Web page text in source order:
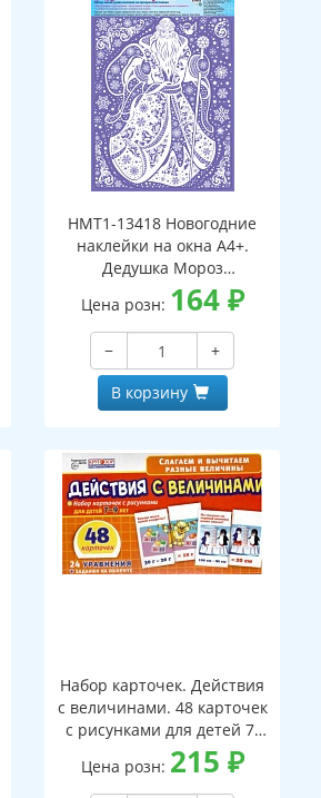
НМТ1-13418 Новогодние
наклейки на окна А4+.
Дедушка Мороз
(пластизоль,
многоразовые)
Цена розн: 164₽
−
+
В корзину
Набор карточек. Действия
с величинами. 48 карточек
с рисунками для детей 7-
9лет. 24 уравнения с
заданиями на обороте
Цена розн: 215 ₽